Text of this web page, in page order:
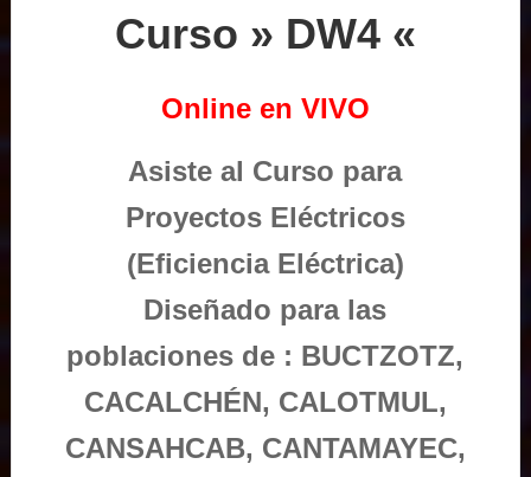
Curso » DW4 «
Online en VIVO
Asiste al Curso para
Proyectos Eléctricos
(Eficiencia Eléctrica)
Diseñado para las
poblaciones de : BUCTZOTZ,
CACALCHÉN, CALOTMUL,
CANSAHCAB, CANTAMAYEC,